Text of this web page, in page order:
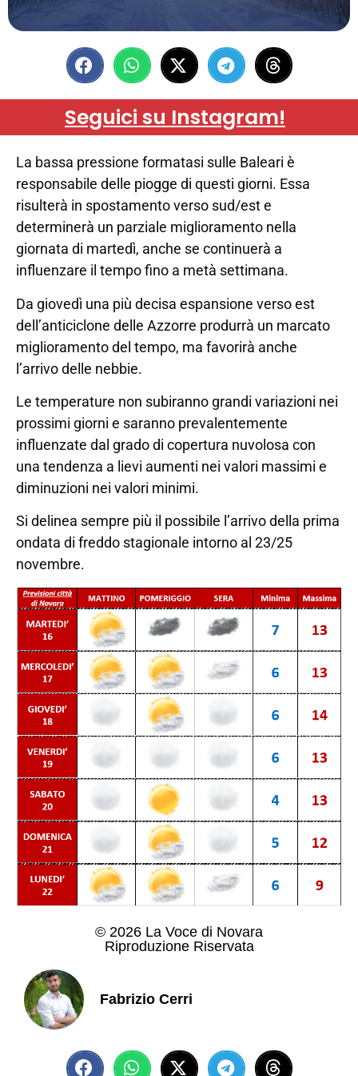
Seguici su Instagram!
La bassa pressione formatasi sulle Baleari è
responsabile delle piogge di questi giorni. Essa
risulterà in spostamento verso sud/est e
determinerà un parziale miglioramento nella
giornata di martedì, anche se continuerà a
influenzare il tempo fino a metà settimana.
Da giovedì una più decisa espansione verso est
dell’anticiclone delle Azzorre produrrà un marcato
miglioramento del tempo, ma favorirà anche
l’arrivo delle nebbie.
Le temperature non subiranno grandi variazioni nei
prossimi giorni e saranno prevalentemente
influenzate dal grado di copertura nuvolosa con
una tendenza a lievi aumenti nei valori massimi e
diminuzioni nei valori minimi.
Si delinea sempre più il possibile l’arrivo della prima
ondata di freddo stagionale intorno al 23/25
novembre.
© 2026 La Voce di Novara
Riproduzione Riservata
Fabrizio Cerri